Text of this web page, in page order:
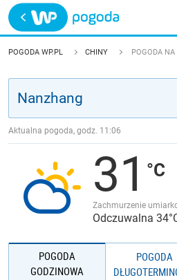
Trwa ładowanie
POLSKA
JAKOŚĆ POWIETRZA
POGODA WP.PL CHINY POGODA
Aktualna pogoda, godz. 11:06
31
Zachmurzenie
Odczuwalna
POGODA
GODZINOWA
POGODA